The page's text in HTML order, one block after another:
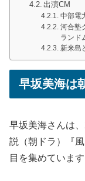
出演CM
中部電
河合塾
ランド
新来島
早坂美海は
早坂美海さんは
説（朝ドラ）『
目を集めています